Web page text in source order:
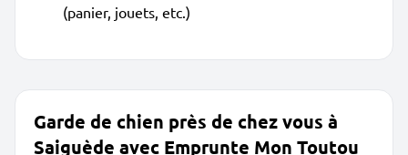
(panier, jouets, etc.)
Garde de chien près de chez vous à
Saiguède avec Emprunte Mon Toutou